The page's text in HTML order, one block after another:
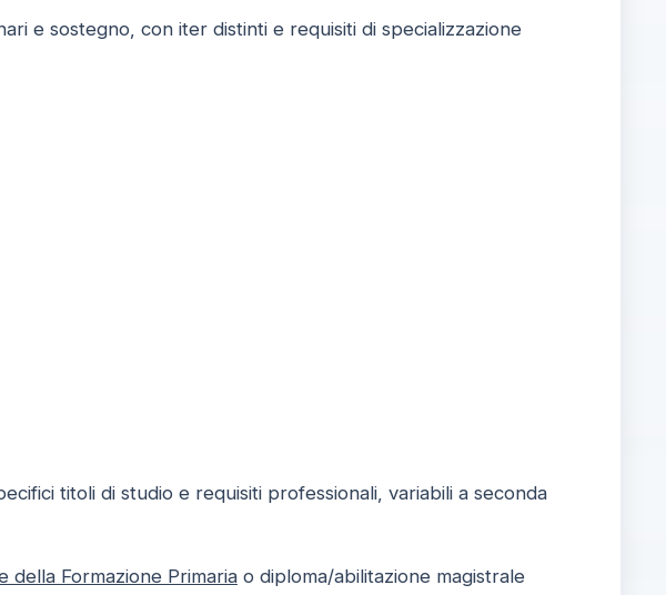
e sostegno, con iter distinti e requisiti di specializzazione
titoli di studio e requisiti professionali, variabili a seconda
della Formazione Primariao diploma/abilitazione magistrale